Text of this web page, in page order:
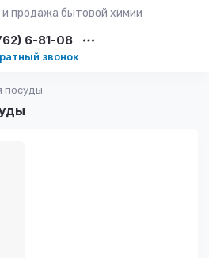
продажа бытовой химии
6-81-08
звонок
посуды